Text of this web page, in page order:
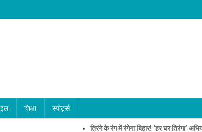
शिक्षा स्पोर्ट्स
तिरंगे के रंग में रंगेगा बिहार! ‘हर घर तिरंगा’ अभियान को